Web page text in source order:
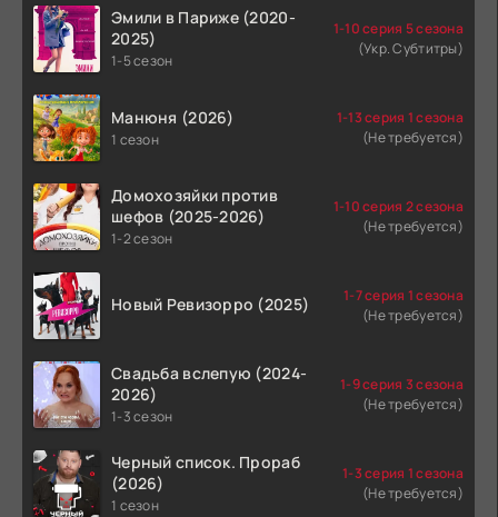
Эмили в Париже (2020-
2025)
1-5 сезон
1-10 серия 5 сезона
(Укр. Субтитры)
Манюня (2026)
1 сезон
1-13 серия 1 сезона
(Не требуется)
Домохозяйки против
шефов (2025-2026)
1-2 сезон
1-10 серия 2 сезона
(Не требуется)
Новый Ревизорро (2025)
1-7 серия 1 сезона
(Не требуется)
Свадьба вслепую (2024-
2026)
1-3 сезон
1-9 серия 3 сезона
(Не требуется)
Черный список. Прораб
(2026)
1 сезон
1-3 серия 1 сезона
(Не требуется)